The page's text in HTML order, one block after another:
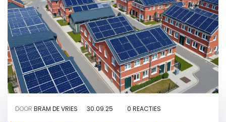
DOOR BRAM DE VRIES 30.09.25 0 REACTIES